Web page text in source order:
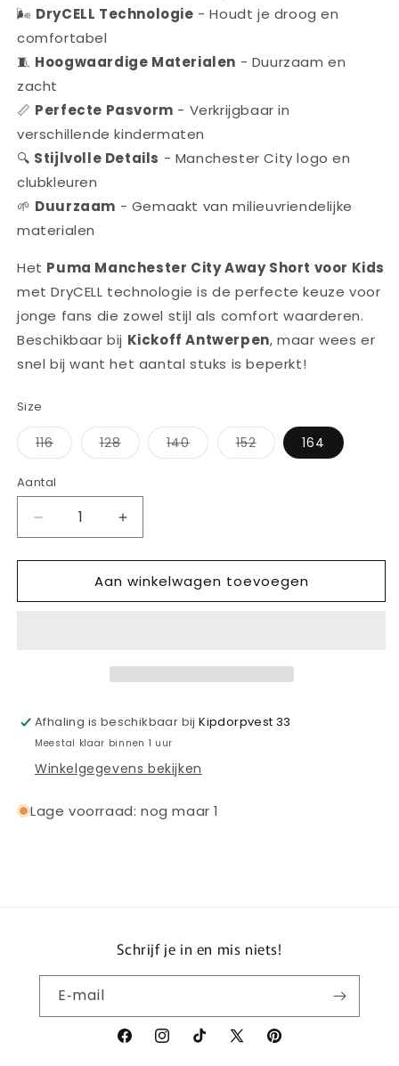
🌬️ DryCELL Technologie - Houdt je droog en
comfortabel
🧵 Hoogwaardige Materialen - Duurzaam en
zacht
📏 Perfecte Pasvorm - Verkrijgbaar in
verschillende kindermaten
🔍 Stijlvolle Details - Manchester City logo en
clubkleuren
🌱 Duurzaam - Gemaakt van milieuvriendelijke
materialen
Het Puma Manchester City Away Short voor Kids
met DryCELL technologie is de perfecte keuze voor
jonge fans die zowel stijl als comfort waarderen.
Beschikbaar bij Kickoff Antwerpen, maar wees er
snel bij want het aantal stuks is beperkt!
Size
116Variant
uitverkocht
niet
beschikbaar
128Variant
uitverkocht
beschikbaar
140Variant
uitverkocht
152Variant
uitverkocht
164
Aantal
Aantal
Aantal
verlagen
voor
MANCHESTER
Aantal
verhogen
voor
PUMA
MANCHESTER
Aan winkelwagen toevoegen
Afhaling is beschikbaar bijKipdorpvest 33
Meestal klaar binnen 1 uur
Winkelgegevens bekijken
Lage voorraad: nog maar 1
Schrijf je in en mis niets!
E‑mail
FacebookInstagramTikTokX
Pinterest